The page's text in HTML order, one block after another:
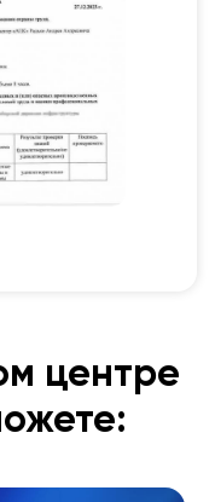
центре